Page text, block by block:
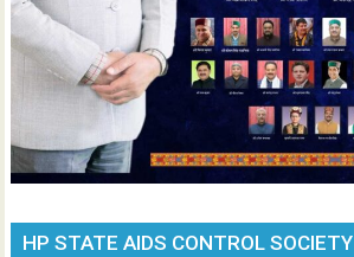
HP STATE AIDS CONTROL SOCIETY